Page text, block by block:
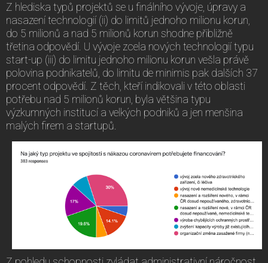
Z hlediska typů projektů se u finálního vývoje, úpravy a
nasazení technologií (ii) do limitů jednoho milionu korun,
do 5 milionů a nad 5 milionů korun shodne přibližně
třetina odpovědí. U vývoje zcela nových technologií typu
start-up (iii) do limitu jednoho milionu korun vešla právě
polovina podnikatelů, do limitu de minimis pak dalších 37
procent odpovědí. Z těch, kteří indikovali v této oblasti
potřebu nad 5 milionů korun, byla většina typu
výzkumných institucí a velkých podniků a jen menšina
malých firem a startupů.